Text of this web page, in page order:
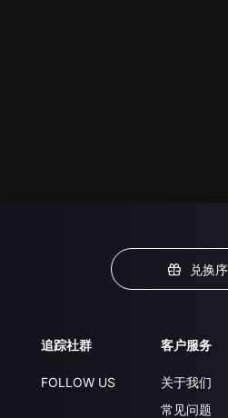
兑换
追踪社群
FOLLOW US
客户服务
关于我们
常见问题